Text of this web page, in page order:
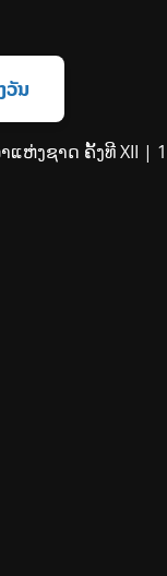
ວັນ
ຫ່ງຊາດ ຄັ້ງທີ XII |